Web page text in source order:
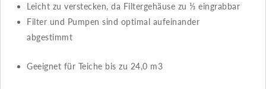
Leicht zu verstecken, da Filtergehäuse zu ⅓ eingrabbar
Filter und Pumpen sind optimal aufeinander
abgestimmt
Geeignet für Teiche bis zu 24,0 m3